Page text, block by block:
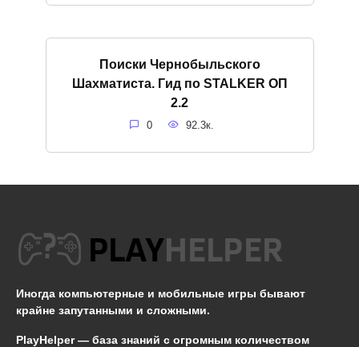
Поиски Чернобыльского
Шахматиста. Гид по STALKER ОП
2.2
0 92.3к.
Иногда компьютерные и мобильные игры бывают
крайне запутанными и сложными.
PlayHelper — база знаний с огромным количеством